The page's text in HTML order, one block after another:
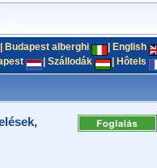
Budapest alberghi
English
Szállodák Hôtels